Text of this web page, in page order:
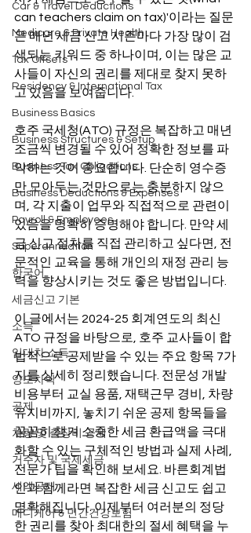
Car & Travel Deductions
Medicare & Private Health
Tax Offsets
Residency & International Tax
Business Basics
Business Structures & Setup
Business Tax Obligations
Business Deductions & Expenses
Payroll & Employees
Superannuation
한국어
세금신고 기본
소득
임대차 소득
양도차익
공제
차량 및 출장비 공제
거주자 및 국제세금
세액공제
메디케어 & 민간건강보험
can teachers claim on tax)'이라는 질문
은 매년 세금 신고 시즌마다 가장 많이 검
색되는 키워드 중 하나이며, 이는 많은 교
사들이 자신의 권리를 제대로 찾지 못하
고 있음을 보여줍니다.
호주 국세청(ATO) 규정은 복잡하고 매년
조금씩 변경될 수 있어 정확한 정보를 파
악하는 것이 중요합니다. 단순히 영수증
만 모아두는 것만으로는 충분하지 않으
며, 각 지출이 업무와 직접적으로 관련이
있음을 명확히 증명해야 합니다. 만약 세
금 신고 절차를 직접 관리하고 싶다면, 전
문적인 교육을 통해 개인의 재정 관리 능
력을 향상시키는 것도 좋은 방법입니다.
이 글에서는 2024-25 회계연도의 최신
ATO 규정을 바탕으로, 호주 교사들이 합
법적으로 공제받을 수 있는 주요 항목 7가
지를 상세히 정리했습니다. 전문성 개발
비용부터 교실 용품, 재택근무 경비, 차량
유지비까지, 놓치기 쉬운 공제 항목들을
꼼꼼히 챙겨 소중한 세금 환급액을 극대
화할 수 있는 구체적인 방법과 실제 사례,
전문가 팁을 확인해 보세요. 바른회계법
인과 함께라면 복잡한 세금 신고도 쉽고
명확해집니다. 이제부터 여러분의 정당
한 권리를 찾아 최대한의 절세 혜택을 누